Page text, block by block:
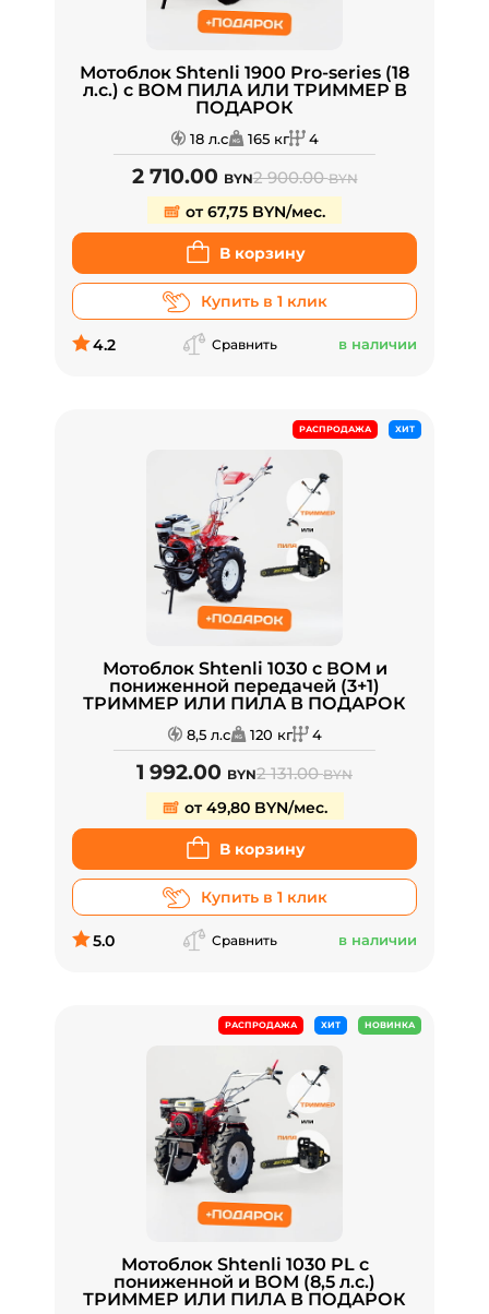
Мотоблок Shtenli 1900 Pro-series (18
л.с.) с ВОМ ПИЛА ИЛИ ТРИММЕР В
ПОДАРОК
18 л.с 165 кг 4
2 710.00 BYN2 900.00BYN
от 67,75 BYN/мес.
В корзину
Купить в 1 клик
4.2 Сравнить в наличии
РАСПРОДАЖА ХИТ
Мотоблок Shtenli 1030 с ВОМ и
пониженной передачей (3+1)
ТРИММЕР ИЛИ ПИЛА В ПОДАРОК
8,5 л.с 120 кг 4
1 992.00 BYN2 131.00BYN
от 49,80 BYN/мес.
В корзину
Купить в 1 клик
5.0 Сравнить в наличии
РАСПРОДАЖА ХИТ НОВИНКА
Мотоблок Shtenli 1030 PL с
пониженной и ВОМ (8,5 л.с.)
ТРИММЕР ИЛИ ПИЛА В ПОДАРОК